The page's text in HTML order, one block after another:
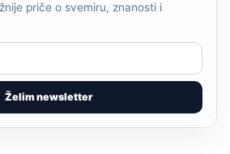
Želim newsletter
priče o svemiru, znanosti i